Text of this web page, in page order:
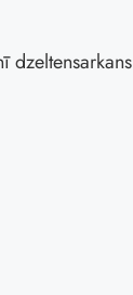
dzeltensarkans